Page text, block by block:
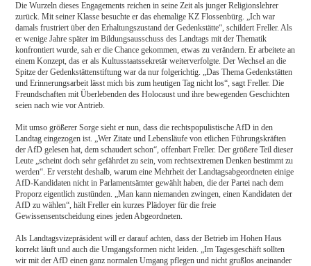
Die Wurzeln dieses Engagements reichen in seine Zeit als junger Religionslehrer
zurück. Mit seiner Klasse besuchte er das ehemalige KZ Flossenbürg. „Ich war
damals frustriert über den Erhaltungszustand der Gedenkstätte“, schildert Freller. Als
er wenige Jahre später im Bildungsausschuss des Landtags mit der Thematik
konfrontiert wurde, sah er die Chance gekommen, etwas zu verändern. Er arbeitete an
einem Konzept, das er als Kultusstaatssekretär weiterverfolgte. Der Wechsel an die
Spitze der Gedenkstättenstiftung war da nur folgerichtig. „Das Thema Gedenkstätten
und Erinnerungsarbeit lässt mich bis zum heutigen Tag nicht los“, sagt Freller. Die
Freundschaften mit Überlebenden des Holocaust und ihre bewegenden Geschichten
seien nach wie vor Antrieb.
Mit umso größerer Sorge sieht er nun, dass die rechtspopulistische AfD in den
Landtag eingezogen ist. „Wer Zitate und Lebensläufe von etlichen Führungskräften
der AfD gelesen hat, dem schaudert schon“, offenbart Freller. Der größere Teil dieser
Leute „scheint doch sehr gefährdet zu sein, vom rechtsextremen Denken bestimmt zu
werden“. Er versteht deshalb, warum eine Mehrheit der Landtagsabgeordneten einige
AfD-Kandidaten nicht in Parlamentsämter gewählt haben, die der Partei nach dem
Proporz eigentlich zustünden. „Man kann niemanden zwingen, einen Kandidaten der
AfD zu wählen“, hält Freller ein kurzes Plädoyer für die freie
Gewissensentscheidung eines jeden Abgeordneten.
Als Landtagsvizepräsident will er darauf achten, dass der Betrieb im Hohen Haus
korrekt läuft und auch die Umgangsformen nicht leiden. „Im Tagesgeschäft sollten
wir mit der AfD einen ganz normalen Umgang pflegen und nicht grußlos aneinander